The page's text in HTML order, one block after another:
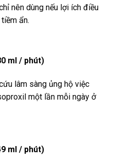
nên dùng nếu lợi ích điều
ẩn.
ml / phút)
lâm sàng ủng hộ việc
một lần mỗi ngày ở
ml / phút)